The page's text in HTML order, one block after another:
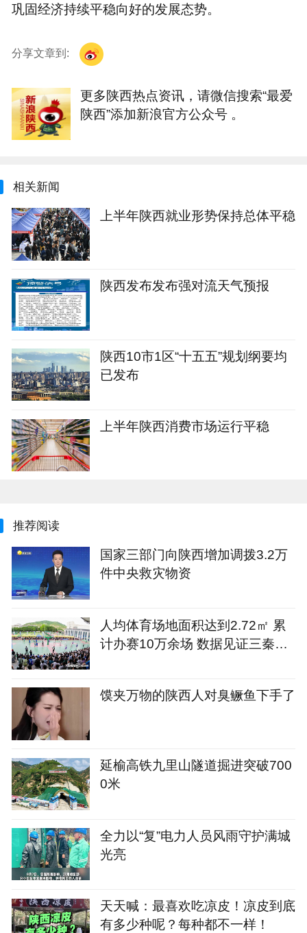
巩固经济持续平稳向好的发展态势。
分享文章到:
更多陕西热点资讯，请微信搜索“最爱
陕西”添加新浪官方公众号 。
相关新闻
上半年陕西就业形势保持总体平稳
陕西发布发布强对流天气预报
陕西10市1区“十五五”规划纲要均
已发布
上半年陕西消费市场运行平稳
推荐阅读
国家三部门向陕西增加调拨3.2万
件中央救灾物资
人均体育场地面积达到2.72㎡ 累
计办赛10万余场 数据见证三秦健
馍夹万物的陕西人对臭鳜鱼下手了
延榆高铁九里山隧道掘进突破700
0米
全力以“复”电力人员风雨守护满城
光亮
天天喊：最喜欢吃凉皮！凉皮到底
有多少种呢？每种都不一样！